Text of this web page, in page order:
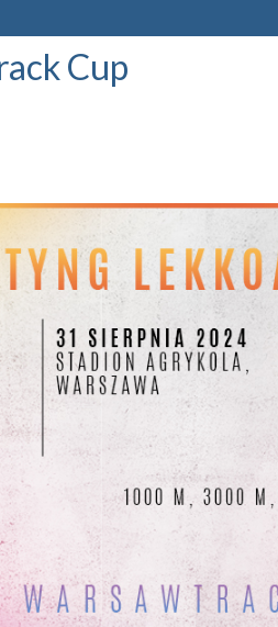
Cup